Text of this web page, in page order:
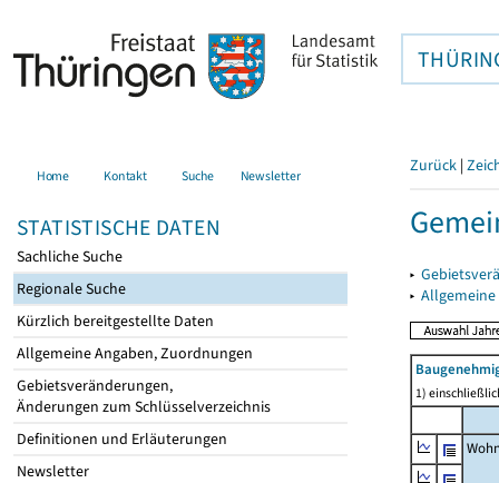
Home Kontakt Suche Newsletter
STATISTISCHE DATEN
Sachliche Suche
Regionale Suche
Kürzlich bereitgestellte Daten
Allgemeine Angaben, Zuordnungen
Gebietsveränderungen,
Änderungen zum Schlüsselverzeichnis
Definitionen und Erläuterungen
Newsletter
Zurück |
▸
▸
1)